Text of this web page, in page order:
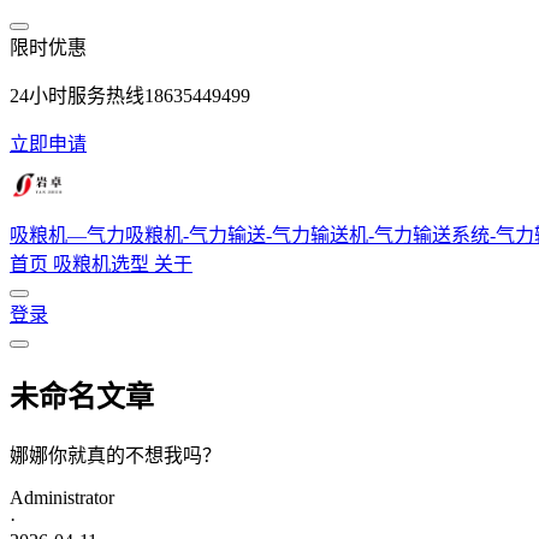
跳转到主要内容
限时优惠
24小时服务热线18635449499
立即申请
吸粮机—气力吸粮机-气力输送-气力输送机-气力输送系统-气力
首页 吸粮机选型 关于
登录
未命名文章
娜娜你就真的不想我吗？
Administrator
·